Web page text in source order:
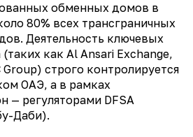
обменных домов в
80% всех трансграничных
Деятельность ключевых
как Al Ansari Exchange,
Group) строго контролируется
ОАЭ, а в рамках
— регуляторами DFSA
Даби).